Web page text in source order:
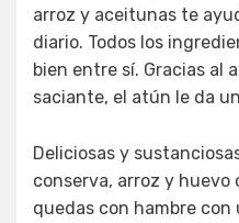
arroz y aceitunas te
diario. Todos los
bien entre sí. Gracias al
saciante, el atún le da
Deliciosas y
conserva, arroz y huevo
quedas con hambre